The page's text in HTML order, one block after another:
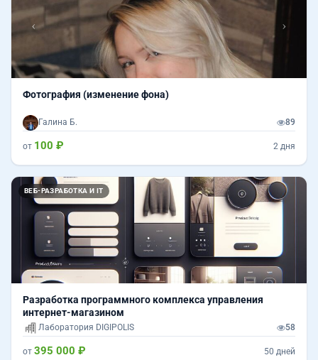
Фотография (изменение фона)
Галина Б. 89
от 100 ₽ 2 дня
ВЕБ-РАЗРАБОТКА И IT
Разработка программного комплекса управления
интернет-магазином
Лаборатория DIGIPOLIS 58
от 395 000 ₽ 50 дней